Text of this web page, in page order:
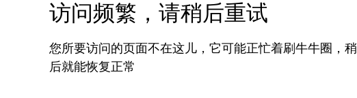
访问频繁，请稍后重试
您所要访问的页面不在这儿，它可能正忙着刷牛牛圈，稍
后就能恢复正常